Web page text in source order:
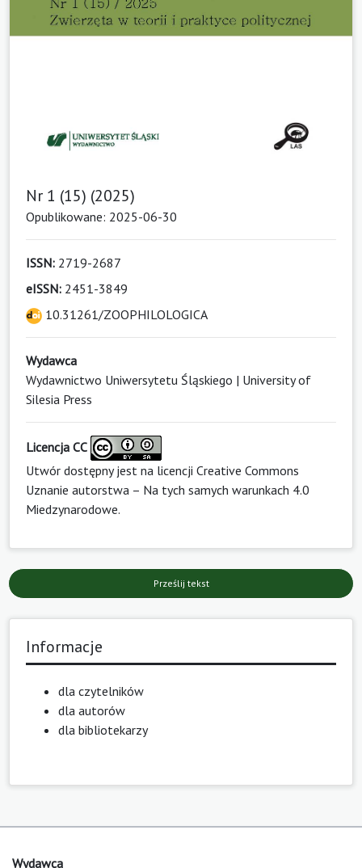
Nr 1 (15) (2025)
Opublikowane: 2025-06-30
ISSN: 2719-2687
eISSN: 2451-3849
10.31261/ZOOPHILOLOGICA
Wydawca
Wydawnictwo Uniwersytetu Śląskiego | University of
Silesia Press
Licencja CC
Utwór dostępny jest na licencji Creative Commons
Uznanie autorstwa – Na tych samych warunkach 4.0
Miedzynarodowe.
Prześlij tekst
Informacje
dla czytelników
dla autorów
dla bibliotekarzy
Wydawca